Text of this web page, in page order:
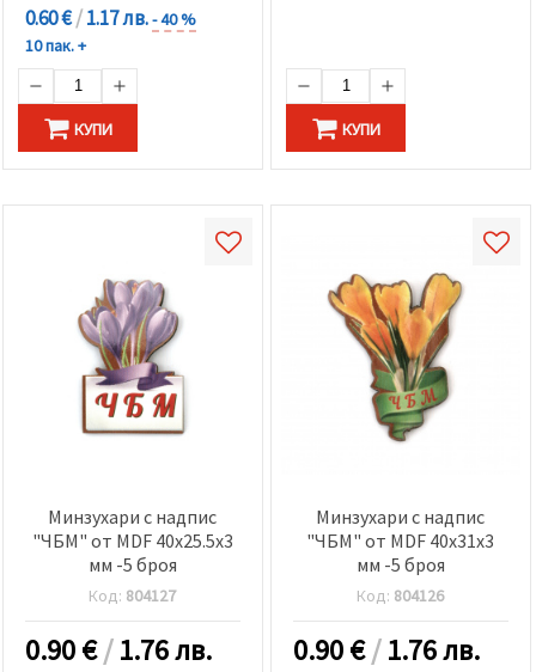
0.60 €/1.17 лв.- 40 %
10 пак. +
КУПИ КУПИ
Минзухари с надпис
"ЧБМ" от MDF 40x25.5x3
мм -5 броя
Код: 804127
0.90€/1.76 лв.
Минзухари с надпис
"ЧБМ" от MDF 40x31x3
мм -5 броя
Код: 804126
0.90€/1.76 лв.